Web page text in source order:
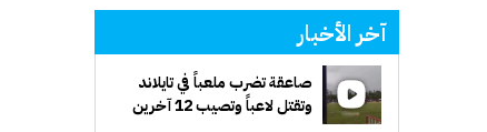
آخر الأخبار
صاعقة تضرب ملعباً في تايلاند
وتقتل لاعباً وتصيب 12 آخرين